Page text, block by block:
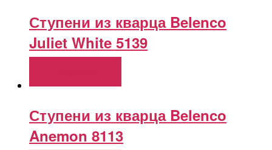
Ступени из кварца Belenco
Juliet White 5139
Ступени из кварца Belenco
Anemon 8113